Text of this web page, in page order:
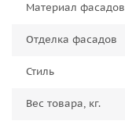
Материал фасадов
Отделка фасадов
Стиль
Вес товара, кг.